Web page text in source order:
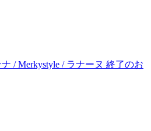
ナ / Merkystyle / ラナーヌ 終了のお